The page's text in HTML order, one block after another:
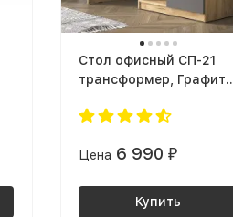
Cтол офисный СП-21
трансформер, Графит /
Цена 6 990 ₽
Купить